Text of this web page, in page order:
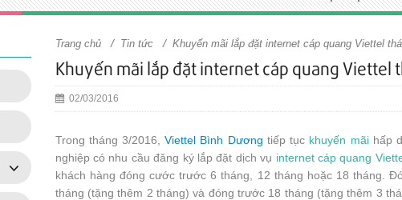
Trang chủ/ Tin tức / Khuyến mãi lắp đặt internet cáp quang Viettel
Khuyến mãi lắp đặt internet cáp quang Viettel
02/03/2016
Trong tháng 3/2016,Viettel Bình Dương tiếp tục khuyến mãihấp
nghiệp có nhu cầu đăng ký lắp đặt dịch vụ internet cáp quang
khách hàng đóng cước trước 6 tháng, 12 tháng hoặc 18 tháng.
tháng (tặng thêm 2 tháng) và đóng trước 18 tháng (tặng thêm 3